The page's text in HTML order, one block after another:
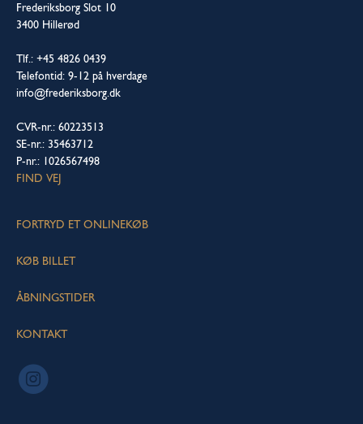
Frederiksborg Slot 10
3400 Hillerød
Tlf.: +45 4826 0439
Telefontid: 9-12 på hverdage
info@frederiksborg.dk
CVR-nr.: 60223513
SE-nr.: 35463712
P-nr.: 1026567498
FIND VEJ
FORTRYD ET ONLINEKØB
KØB BILLET
ÅBNINGSTIDER
KONTAKT